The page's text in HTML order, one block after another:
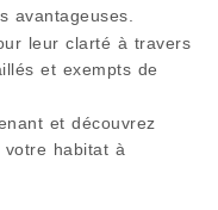
avantageuses.
leur clarté à travers
et exempts de
et découvrez
votre habitat à